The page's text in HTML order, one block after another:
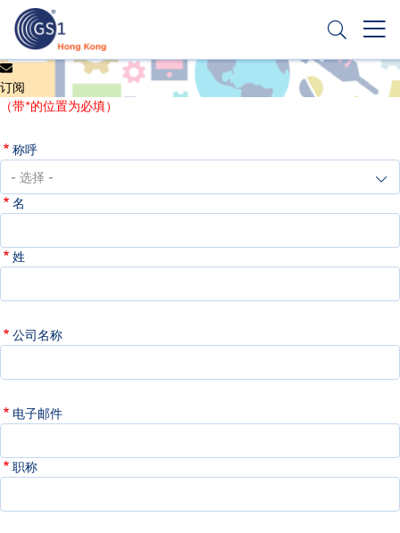
主
要
内
Header
Top
Menu
申请条码
订阅
（带*的位置为必填）
称呼
名
姓
公司名称
电子邮件
职称